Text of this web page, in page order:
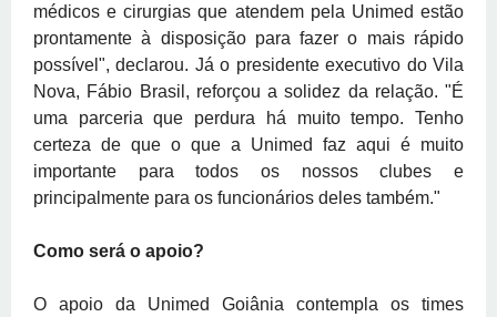
médicos e cirurgias que atendem pela Unimed estão
prontamente à disposição para fazer o mais rápido
possível", declarou. Já o presidente executivo do Vila
Nova, Fábio Brasil, reforçou a solidez da relação. "É
uma parceria que perdura há muito tempo. Tenho
certeza de que o que a Unimed faz aqui é muito
importante para todos os nossos clubes e
principalmente para os funcionários deles também."
Como será o apoio?
O apoio da Unimed Goiânia contempla os times